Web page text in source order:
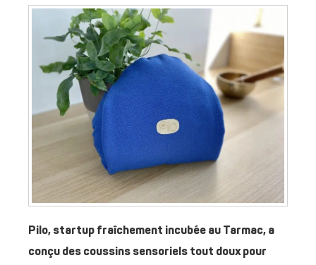
Pilo, startup fraîchement incubée au Tarmac, a
conçu des coussins sensoriels tout doux pour